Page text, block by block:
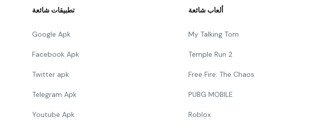
تطبيقات شائعة
Google Apk
Facebook Apk
Twitter apk
Telegram Apk
Youtube Apk
ألعاب شائعة
My Talking Tom
Temple Run 2
Free Fire: The Chaos
PUBG MOBILE
Roblox